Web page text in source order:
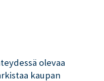
olevaa
kaupan